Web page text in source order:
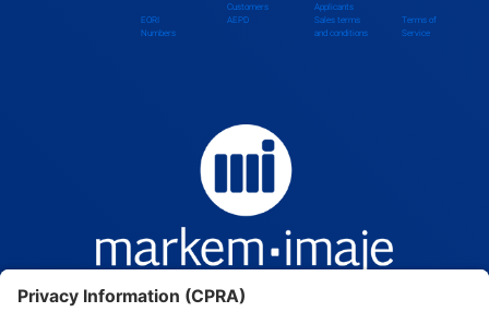
Brunei Darussalam
Customers
Applicants
EORI
Numbers
AEPD
Sales terms
and conditions
Terms of
Service